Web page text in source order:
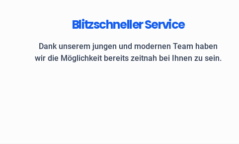
Blitzschneller Service
Dank unserem jungen und modernen Team haben
wir die Möglichkeit bereits zeitnah bei Ihnen zu sein.